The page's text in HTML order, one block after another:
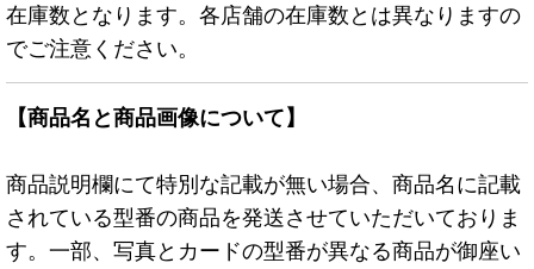
在庫数となります。各店舗の在庫数とは異なりますの
でご注意ください。
【商品名と商品画像について】
商品説明欄にて特別な記載が無い場合、商品名に記載
されている型番の商品を発送させていただいておりま
す。一部、写真とカードの型番が異なる商品が御座い